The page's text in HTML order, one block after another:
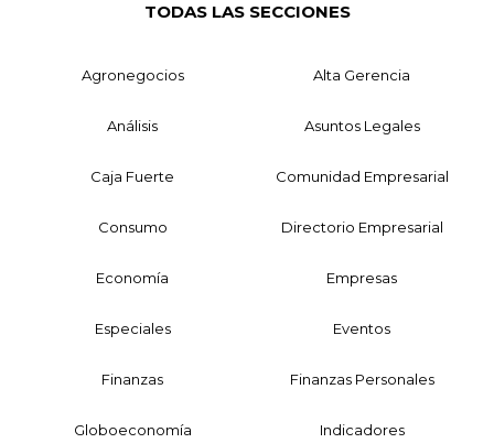
TODAS LAS SECCIONES
Agronegocios Alta Gerencia
Análisis Asuntos Legales
Caja Fuerte Comunidad Empresarial
Consumo Directorio Empresarial
Economía Empresas
Especiales Eventos
Finanzas Finanzas Personales
Globoeconomía Indicadores